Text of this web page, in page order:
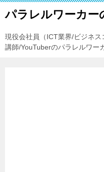
パラレルワーカー
現役会社員（ICT業界/ビジネ
講師/YouTuberのパラレルワー